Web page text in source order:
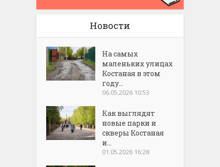
Новости
На самых
маленьких улицах
Костаная в этом
году...
06.05.2026 10:53
Как выглядят
новые парки и
скверы Костаная
и...
01.05.2026 16:28